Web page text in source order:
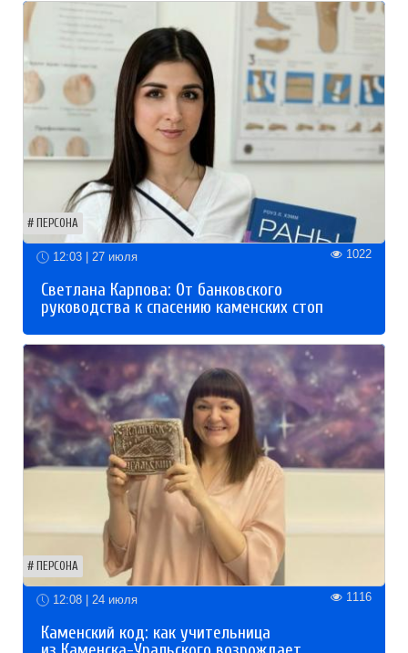
ПЕРСОНА
12:03 | 27 июля 1022
Светлана Карпова: От банковского
руководства к спасению каменских стоп
ПЕРСОНА
12:08 | 24 июля 1116
Каменский код: как учительница